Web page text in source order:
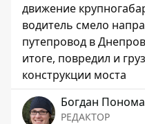
движение
водитель смело
путепровод в
итоге, повредил и
конструкции моста
Богдан
РЕДАКТОР